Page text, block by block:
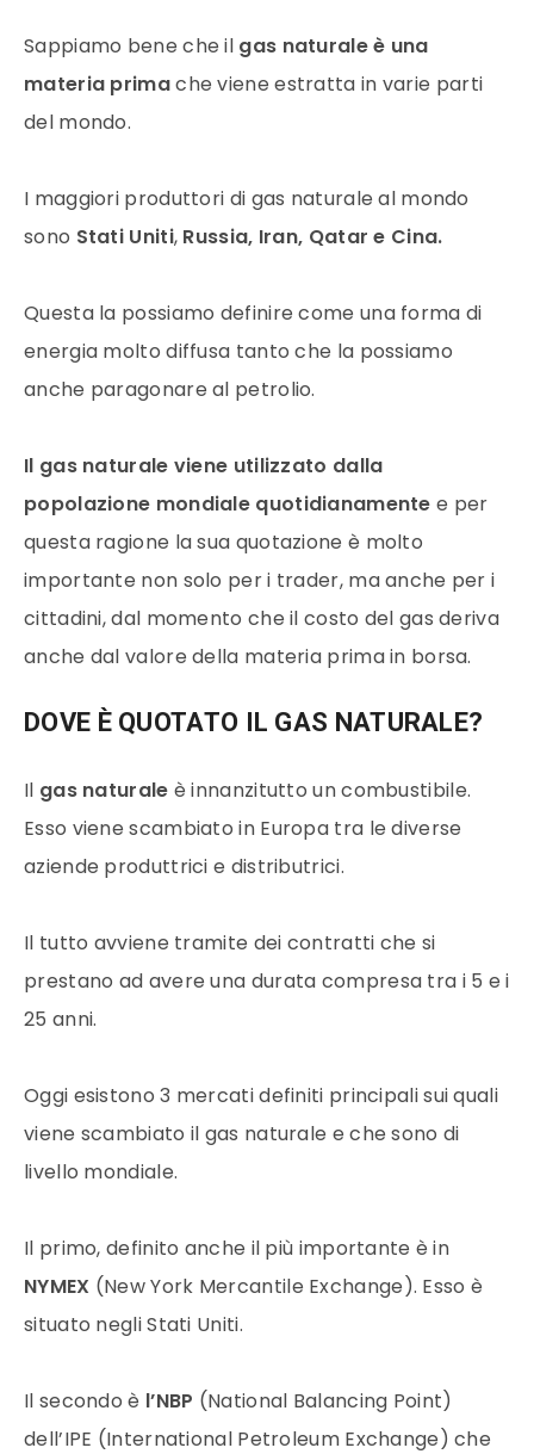
Sappiamo bene che il gas naturaleè una
materia primache viene estratta in varie parti
del mondo.
I maggiori produttori di gas naturale al mondo
sono Stati Uniti, Russia, Iran, Qatar e Cina.
Questa la possiamo definire come una forma di
energia molto diffusa tanto che la possiamo
anche paragonare al petrolio.
Il gas naturale viene utilizzato dalla
popolazione mondiale quotidianamente e per
questa ragione la sua quotazione è molto
importante non solo per i trader, ma anche per i
cittadini, dal momento che il costo del gas deriva
anche dal valore della materia prima in borsa.
DOVE È QUOTATO IL GAS NATURALE?
Il gas naturale è innanzitutto un combustibile.
Esso viene scambiato in Europa tra le diverse
aziende produttrici e distributrici.
Il tutto avviene tramite dei contratti che si
prestano ad avere una durata compresa tra i 5 e i
25 anni.
Oggi esistono 3 mercatidefiniti principali sui quali
viene scambiato il gas naturale e che sono di
livello mondiale.
Il primo, definito anche il più importante è in
NYMEX (New York Mercantile Exchange). Esso è
situato negli Stati Uniti.
Il secondo è l’NBP (National Balancing Point)
dell’IPE (International Petroleum Exchange) che